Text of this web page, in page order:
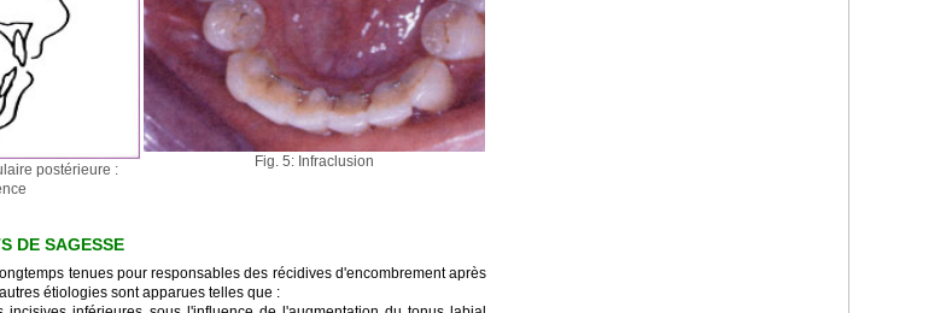
postérieure :
Fig. 5: Infraclusion
DE SAGESSE
tenues pour responsables des récidives d'encombrement après
étiologies sont apparues telles que :